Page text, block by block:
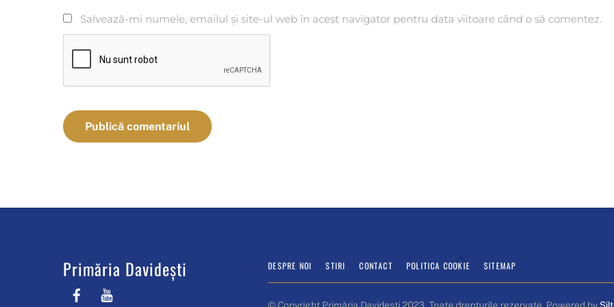
Salvează-mi numele, emailul și site-ul web în acest navigator pentru data viitoare când o să comentez.
Back
Primăria Davidești
Facebook
DESPRE NOI STIRI CONTACT POLITICA COOKIE SITEMAP